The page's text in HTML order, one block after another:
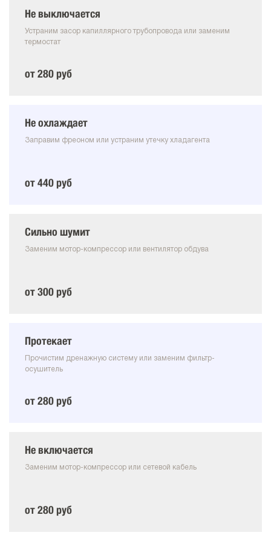
Не выключается
Устраним засор капиллярного трубопровода или заменим
термостат
от 280 руб
Не охлаждает
Заправим фреоном или устраним утечку хладагента
от 440 руб
Сильно шумит
Заменим мотор-компрессор или вентилятор обдува
от 300 руб
Протекает
Прочистим дренажную систему или заменим фильтр-
осушитель
от 280 руб
Не включается
Заменим мотор-компрессор или сетевой кабель
от 280 руб